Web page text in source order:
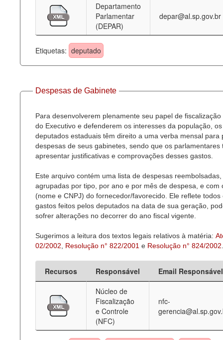
Deputados Estaduais
Administração
Legislação
Agenda
Perguntas frequentes
Departamento
Parlamentar
(DEPAR)
depar@al.sp.gov.br
Etiquetas: deputado
Despesas de Gabinete
Para desenvolverem plenamente seu papel de fiscalização
do Executivo e defenderem os interesses da população, os
deputados estaduais têm direito a uma verba mensal para
despesas de seus gabinetes, sendo que os parlamentares
apresentar justificativas e comprovações desses gastos.
Este arquivo contém uma lista de despesas reembolsadas,
agrupadas por tipo, por ano e por mês de despesa, e com
(nome e CNPJ) do fornecedor/favorecido. Ele reflete todos
gastos feitos pelos deputados na data de sua geração,
sofrer alterações no decorrer do ano fiscal vigente.
Sugerimos a leitura dos textos legais relativos à matéria:
02/2002
Resolução n° 822/2001 e Resolução n° 824/2002
Recursos Responsável
Email Responsável
Núcleo de
Fiscalização
e Controle
(NFC)
nfc-